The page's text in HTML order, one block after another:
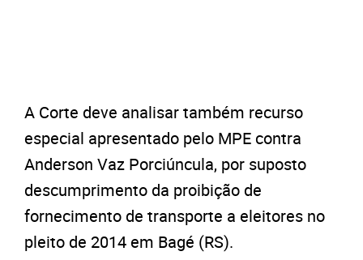
A Corte deve analisar também recurso
especial apresentado pelo MPE contra
Anderson Vaz Porciúncula, por suposto
descumprimento da proibição de
fornecimento de transporte a eleitores no
pleito de 2014 em Bagé (RS).